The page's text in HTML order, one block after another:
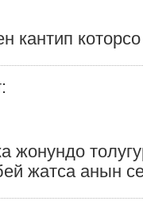
кантип
жонундо
жатса анын